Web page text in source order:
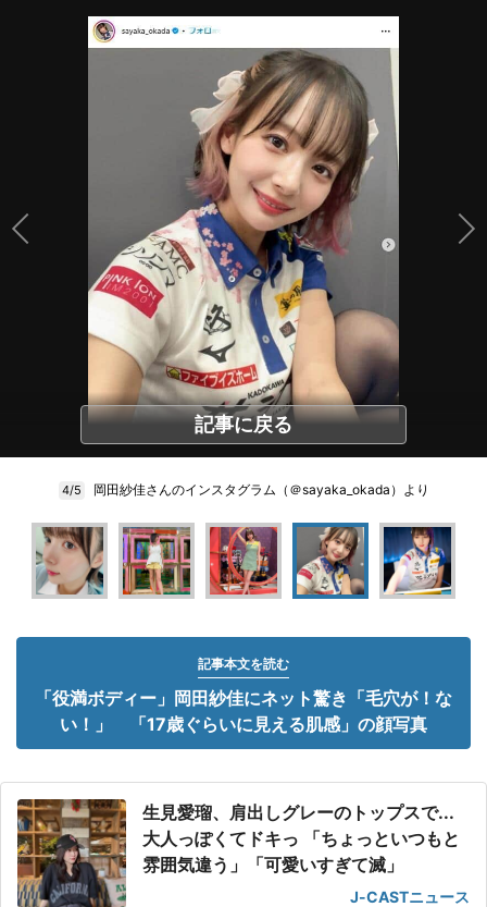
記事に戻る
4/5 岡田紗佳さんのインスタグラム（＠sayaka_okada）より
記事本文を読む
「役満ボディー」岡田紗佳にネット驚き「毛穴が！な
い！」 「17歳ぐらいに見える肌感」の顔写真
生見愛瑠、肩出しグレーのトップスで...
大人っぽくてドキっ 「ちょっといつもと
雰囲気違う」「可愛いすぎて滅」
J-CASTニュース